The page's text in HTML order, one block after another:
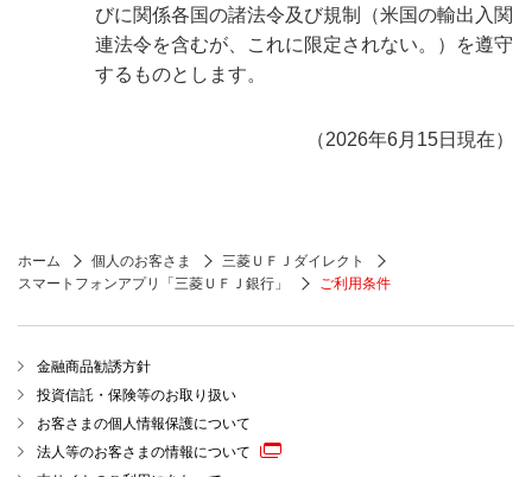
びに関係各国の諸法令及び規制（米国の輸出入関
連法令を含むが、これに限定されない。）を遵守
するものとします。
（2026年6月15日現在）
ホーム 個人のお客さま
三菱ＵＦＪダイレクト
スマートフォンアプリ「三菱ＵＦＪ銀行」
ご利用条件
金融商品勧誘方針
投資信託・保険等のお取り扱い
お客さまの個人情報保護について
法人等のお客さまの情報について